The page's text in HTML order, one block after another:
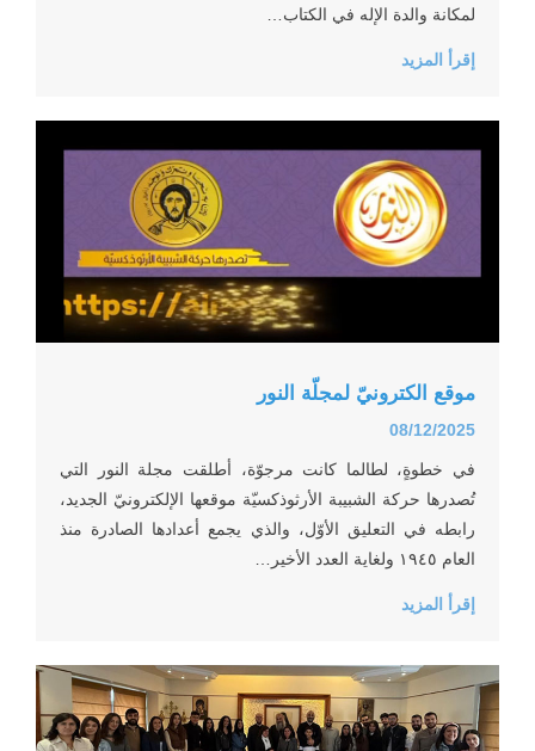
... صدور كتاب جديد عن افتتاحيّات الأب إلياس
... كتاب «مريم» للمطران جورج خضر
... موقع الكترونيّ لمجلّة النور
... قصة سامي والمفتاح الحقيقي مستوحاة من مقا
لمكانة والدة الإله في الكتاب…
إقرأ المزيد
موقع الكترونيّ لمجلّة النور
08/12/2025
في خطوةٍ، لطالما كانت مرجوّة، أطلقت مجلة النور التي
تُصدرها حركة الشبيبة الأرثوذكسيّة موقعها الإلكترونيّ الجديد،
رابطه في التعليق الأوّل، والذي يجمع أعدادها الصادرة منذ
العام ١٩٤٥ ولغاية العدد الأخير…
إقرأ المزيد